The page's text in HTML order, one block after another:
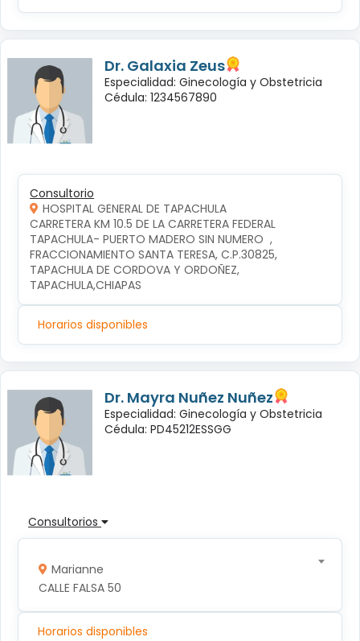
Dr. Galaxia Zeus
Especialidad: Ginecología y Obstetricia
Cédula: 1234567890
Consultorio
HOSPITAL GENERAL DE TAPACHULA
CARRETERA KM 10.5 DE LA CARRETERA FEDERAL
TAPACHULA- PUERTO MADERO SIN NUMERO  ,
FRACCIONAMIENTO SANTA TERESA, C.P.30825,
TAPACHULA DE CORDOVA Y ORDOÑEZ,
TAPACHULA,CHIAPAS
Horarios disponibles
Dr. Mayra Nuñez Nuñez
Especialidad: Ginecología y Obstetricia
Cédula: PD45212ESSGG
Consultorios
Marianne
CALLE FALSA 50
Horarios disponibles